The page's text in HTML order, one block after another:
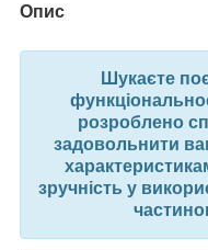
Опис
Шукаєте
розроблено
задовольнити
зручність у